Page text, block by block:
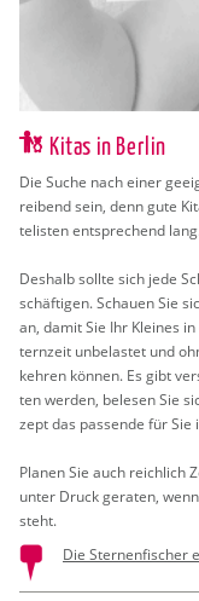
Kitas in Berlin
Die Suche nach einer
rei­bend sein, denn gute
te­lis­ten ent­spre­chend
Des­halb soll­te sich jede
schäf­ti­gen. Schau­en Sie
an, damit Sie Ihr Klei­nes
tern­zeit un­be­las­tet und
keh­ren kön­nen. Es gibt
ten wer­den, be­le­sen Sie
zept das pas­sen­de für Sie
Pla­nen Sie auch reich­lich
unter Druck ge­ra­ten,
steht.
Die Sternenfischer